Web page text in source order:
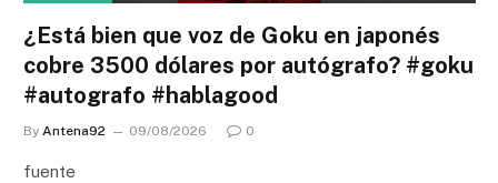
¿Está bien que voz de Goku en japonés
cobre 3500 dólares por autógrafo? #goku
#autografo #hablagood
By Antena92 09/08/2026 0
fuente